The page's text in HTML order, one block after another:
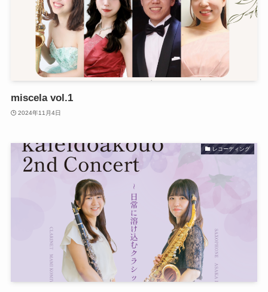
miscela vol.1
2024年11月4日
レコーディング